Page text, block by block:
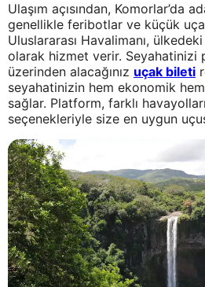
Ulaşım açısından, Komorlar’da
genellikle feribotlar ve küçük
Uluslararası Havalimanı,
olarak hizmet verir. Seyahatinizi
üzerinden alacağınız uçak bileti
seyahatinizin hem ekonomik
sağlar. Platform, farklı
seçenekleriyle size en uygun